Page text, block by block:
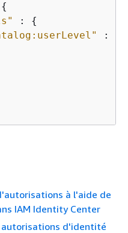
{
: {
:
à l'aide de
IAM Identity Center
d'identité